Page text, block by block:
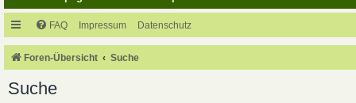
FAQ Impressum Datenschutz
Foren-Übersicht Suche
Suche